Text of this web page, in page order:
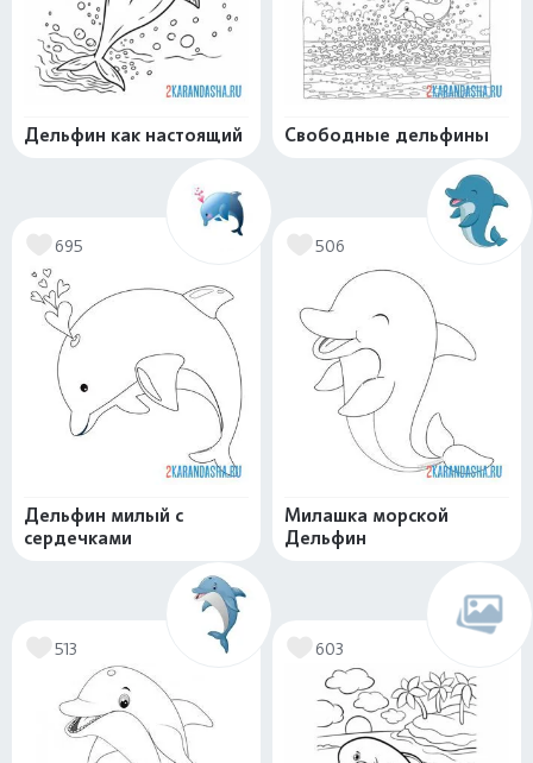
Дельфин как настоящий Свободные дельфины
695
Дельфин милый с
сердечками
506
Милашка морской
Дельфин
513 603